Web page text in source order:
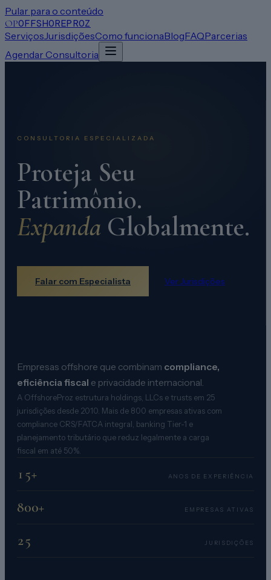
Pular para o conteúdo
OPOFFSHOREPROZ
ServiçosJurisdiçõesComo funcionaBlogFAQParcerias
Agendar Consultoria
CONSULTORIA ESPECIALIZADA
Proteja Seu
Patrimônio.
Expanda Globalmente.
Falar com Especialista Ver Jurisdições
Empresas offshore que combinam compliance,
eficiência fiscal e privacidade internacional.
A OffshoreProz estrutura holdings, LLCs e trusts em 25
jurisdições desde 2010. Mais de 800 empresas ativas com
compliance CRS/FATCA integral, banking Tier-1 e
planejamento tributário que reduz legalmente a carga
fiscal em até 50%.
15+ ANOS DE EXPERIÊNCIA
800+ EMPRESAS ATIVAS
25 JURISDIÇÕES